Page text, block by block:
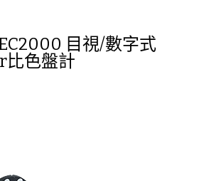
目視/數字式
色盤計